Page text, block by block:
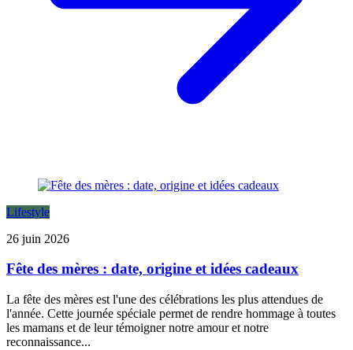
Lifestyle
26 juin 2026
Fête des mères : date, origine et idées cadeaux
La fête des mères est l'une des célébrations les plus attendues de
l'année. Cette journée spéciale permet de rendre hommage à toutes
les mamans et de leur témoigner notre amour et notre
reconnaissance...